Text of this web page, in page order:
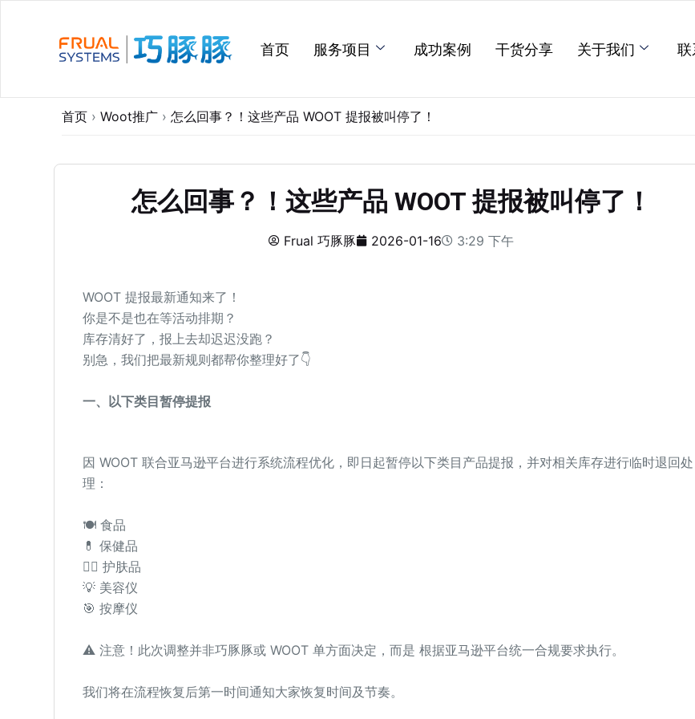
首页 服务项目 成功案例 干货分享 关于我们 联
首页 › Woot推广 › 怎么回事？！这些产品 WOOT 提报被叫停了！
怎么回事？！这些产品 WOOT 提报被叫停了！
Frual 巧豚豚 2026-01-16 3:29 下午
WOOT 提报最新通知来了！
你是不是也在等活动排期？
库存清好了，报上去却迟迟没跑？
别急，我们把最新规则都帮你整理好了👇
一、以下类目暂停提报
因 WOOT 联合亚马逊平台进行系统流程优化，即日起暂停以下类目产品提报，并对相关库存进行临时退回处
理：
🍽️ 食品
💊 保健品
💆‍♀️ 护肤品
💡 美容仪
🎯 按摩仪
⚠️ 注意！此次调整并非巧豚豚或 WOOT 单方面决定，而是 根据亚马逊平台统一合规要求执行。
我们将在流程恢复后第一时间通知大家恢复时间及节奏。